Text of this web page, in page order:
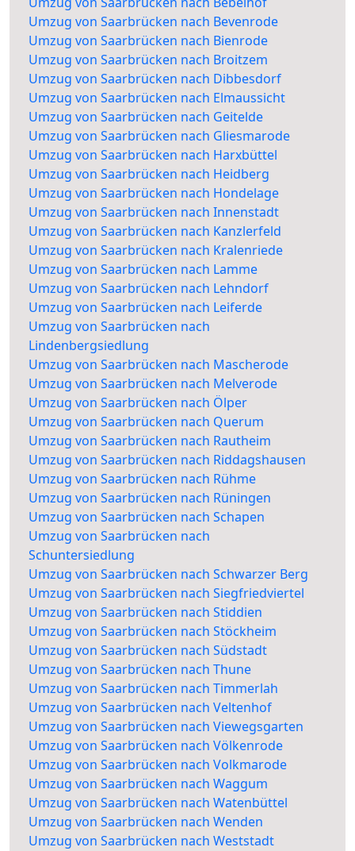
Umzug von Saarbrücken nach Bevenrode
Umzug von Saarbrücken nach Bienrode
Umzug von Saarbrücken nach Broitzem
Umzug von Saarbrücken nach Dibbesdorf
Umzug von Saarbrücken nach Elmaussicht
Umzug von Saarbrücken nach Geitelde
Umzug von Saarbrücken nach Gliesmarode
Umzug von Saarbrücken nach Harxbüttel
Umzug von Saarbrücken nach Heidberg
Umzug von Saarbrücken nach Hondelage
Umzug von Saarbrücken nach Innenstadt
Umzug von Saarbrücken nach Kanzlerfeld
Umzug von Saarbrücken nach Kralenriede
Umzug von Saarbrücken nach Lamme
Umzug von Saarbrücken nach Lehndorf
Umzug von Saarbrücken nach Leiferde
Umzug von Saarbrücken nach
Lindenbergsiedlung
Umzug von Saarbrücken nach Mascherode
Umzug von Saarbrücken nach Melverode
Umzug von Saarbrücken nach Ölper
Umzug von Saarbrücken nach Querum
Umzug von Saarbrücken nach Rautheim
Umzug von Saarbrücken nach Riddagshausen
Umzug von Saarbrücken nach Rühme
Umzug von Saarbrücken nach Rüningen
Umzug von Saarbrücken nach Schapen
Umzug von Saarbrücken nach
Schuntersiedlung
Umzug von Saarbrücken nach Schwarzer Berg
Umzug von Saarbrücken nach Siegfriedviertel
Umzug von Saarbrücken nach Stiddien
Umzug von Saarbrücken nach Stöckheim
Umzug von Saarbrücken nach Südstadt
Umzug von Saarbrücken nach Thune
Umzug von Saarbrücken nach Timmerlah
Umzug von Saarbrücken nach Veltenhof
Umzug von Saarbrücken nach Viewegsgarten
Umzug von Saarbrücken nach Völkenrode
Umzug von Saarbrücken nach Volkmarode
Umzug von Saarbrücken nach Waggum
Umzug von Saarbrücken nach Watenbüttel
Umzug von Saarbrücken nach Wenden
Umzug von Saarbrücken nach Weststadt